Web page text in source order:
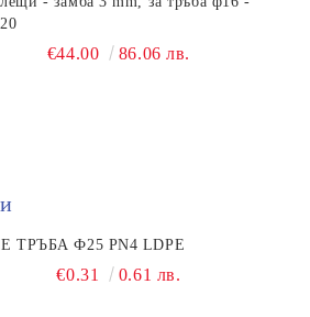
€44.00 86.06 лв.
ТРЪБА Ф25 PN4 LDPE
€0.31 0.61 лв.